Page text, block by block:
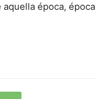
época, época